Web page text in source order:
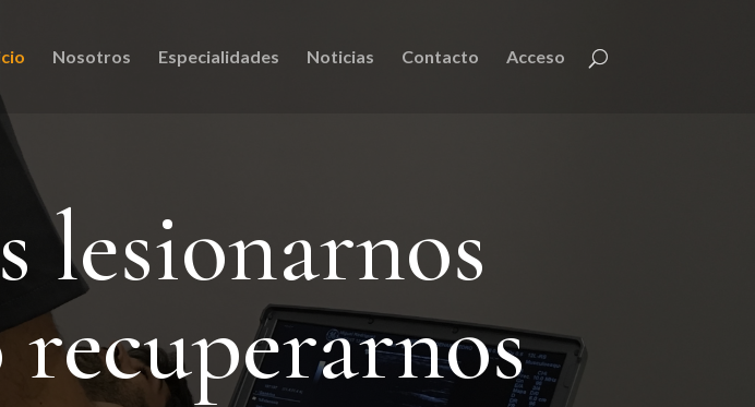
Nosotros Especialidades Noticias Contacto Acceso
lesionarnos